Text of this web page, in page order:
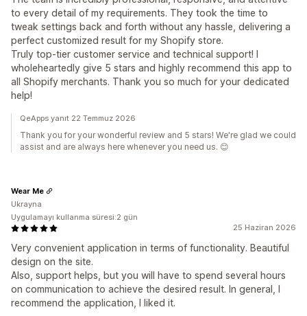
to every detail of my requirements. They took the time to
tweak settings back and forth without any hassle, delivering a
perfect customized result for my Shopify store.
Truly top-tier customer service and technical support! I
wholeheartedly give 5 stars and highly recommend this app to
all Shopify merchants. Thank you so much for your dedicated
help!
QeApps yanıt 22 Temmuz 2026
Thank you for your wonderful review and 5 stars! We're glad we could
assist and are always here whenever you need us. 😊
25 Haziran 2026
Very convenient application in terms of functionality. Beautiful
design on the site.
Also, support helps, but you will have to spend several hours
on communication to achieve the desired result. In general, I
recommend the application, I liked it.
Wear Me
Ukrayna
Uygulamayı kullanma süresi:2 gün